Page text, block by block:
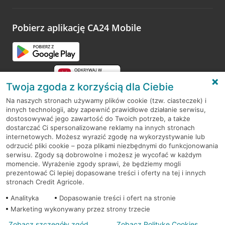
opinie.
Pobierz aplikację CA24 Mobile
RODO
Regulamin serwisu
Mapa serwisu
PolitykaCookies
Twoja zgoda z korzyścią dla Ciebie
Na naszych stronach używamy plików cookie (tzw. ciasteczek) i
innych technologii, aby zapewnić prawidłowe działanie serwisu,
dostosowywać jego zawartość do Twoich potrzeb, a także
dostarczać Ci spersonalizowane reklamy na innych stronach
internetowych. Możesz wyrazić zgodę na wykorzystywanie lub
odrzucić pliki cookie – poza plikami niezbędnymi do funkcjonowania
serwisu. Zgody są dobrowolne i możesz je wycofać w każdym
momencie. Wyrażenie zgody sprawi, że będziemy mogli
prezentować Ci lepiej dopasowane treści i oferty na tej i innych
stronach Credit Agricole.
Analityka
Dopasowanie treści i ofert na stronie
Marketing wykonywany przez strony trzecie